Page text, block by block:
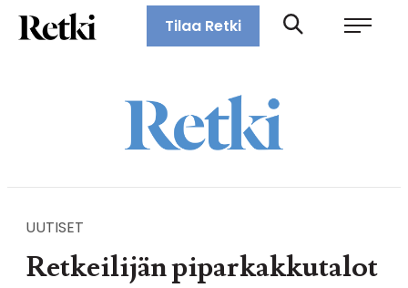
Siirry
suoraan
Retki-lehti
Tilaa Retki
UUTISET
Retkeilijän piparkakkutalot